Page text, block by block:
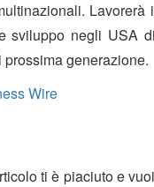
sviluppo negli USA
generazione.
Wire
ti è piaciuto e